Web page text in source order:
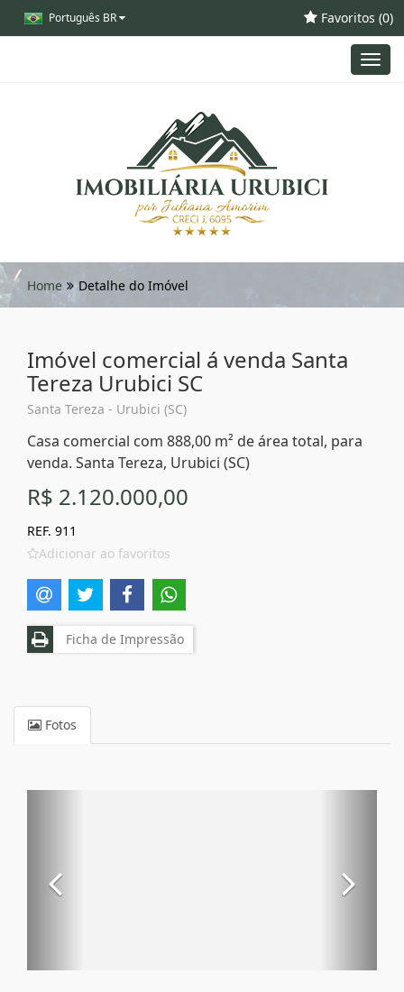
Português BR Favoritos (0)
Home Detalhe do Imóvel
Imóvel comercial á venda Santa
Tereza Urubici SC
Santa Tereza - Urubici (SC)
Casa comercial com 888,00 m² de área total, para
venda. Santa Tereza, Urubici (SC)
R$ 2.120.000,00
REF. 911
Adicionar ao favoritos
Ficha de Impressão
Fotos